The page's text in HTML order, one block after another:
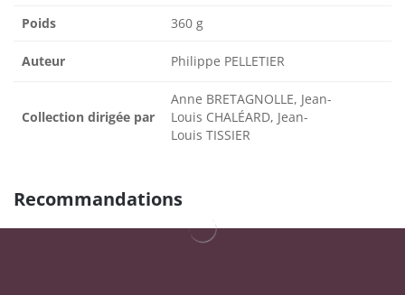
Poids 360 g
Auteur Philippe PELLETIER
Collection dirigée par
Anne BRETAGNOLLE, Jean-
Louis CHALÉARD, Jean-
Louis TISSIER
Recommandations